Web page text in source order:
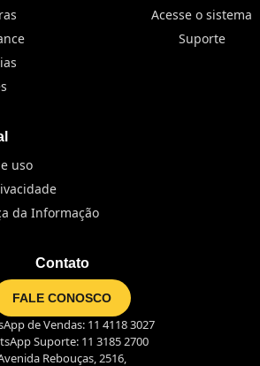
Acesse o sistema
Suporte
uso
da Informação
Contato
FALE CONOSCO
de Vendas: 11 4118 3027
Suporte: 11 3185 2700
Rebouças, 2516,